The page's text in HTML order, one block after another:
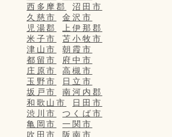
西多摩郡
沼田市
久慈市
金沢市
児湯郡
上伊那郡
米子市
苫小牧市
津山市
朝霞市
都留市
府中市
庄原市
高槻市
玉野市
日立市
坂戸市
南河内郡
和歌山市
日田市
渋川市
つくば市
亀岡市
一関市
吹田市
阪南市